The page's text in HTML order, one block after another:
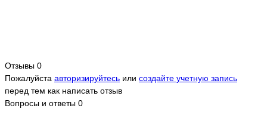
Отзывы 0
Пожалуйста авторизируйтесь или создайте учетную запись
перед тем как написать отзыв
Вопросы и ответы 0